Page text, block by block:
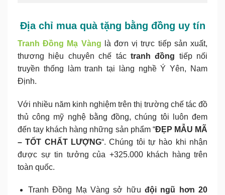
Địa chỉ mua quà tặng bằng đồng uy tín
Tranh Đồng Mạ Vàng là đơn vị trực tiếp sản xuất,
thương hiệu chuyên chế táctranh đồng tiếp nối
truyền thống làm tranh tại làng nghề Ý Yên, Nam
Định.
Với nhiều năm kinh nghiệm trên thị trường chế tác đồ
thủ công mỹ nghệ bằng đồng, chúng tôi luôn đem
đến tay khách hàng những sản phẩm “ĐẸP MẪU MÃ
– TỐT CHẤT LƯỢNG“. Chúng tôi tự hào khi nhận
được sự tin tưởng của +325.000 khách hàng trên
toàn quốc.
Tranh Đồng Mạ Vàng sở hữu đội ngũ hơn 20